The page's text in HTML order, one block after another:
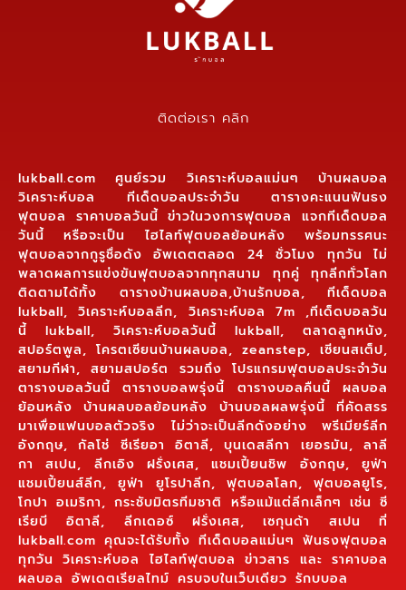
ติดต่อเรา คลิก
lukball.com ศูนย์รวม วิเคราะห์บอลแม่นๆ บ้านผลบอล
วิเคราะห์บอล ทีเด็ดบอลประจำวัน ตารางคะแนนฟันธง
ฟุตบอล ราคาบอลวันนี้ ข่าวในวงการฟุตบอล แจกทีเด็ดบอล
วันนี้ หรือจะเป็น ไฮไลท์ฟุตบอลย้อนหลัง พร้อมทรรศนะ
ฟุตบอลจากกูรูชื่อดัง อัพเดตตลอด 24 ชั่วโมง ทุกวัน ไม่
พลาดผลการแข่งขันฟุตบอลจากทุกสนาม ทุกคู่ ทุกลีกทั่วโลก
ติดตามได้ทั้ง ตารางบ้านผลบอล,บ้านรักบอล, ทีเด็ดบอล
lukball, วิเคราะห์บอลลีก, วิเคราะห์บอล 7m ,ทีเด็ดบอลวัน
นี้ lukball, วิเคราะห์บอลวันนี้ lukball, ตลาดลูกหนัง,
สปอร์ตพูล, โครตเซียนบ้านผลบอล, zeanstep, เซียนสเต็ป,
สยามกีฬา, สยามสปอร์ต รวมถึง โปรแกรมฟุตบอลประจำวัน
ตารางบอลวันนี้ ตารางบอลพรุ่งนี้ ตารางบอลคืนนี้ ผลบอล
ย้อนหลัง บ้านผลบอลย้อนหลัง บ้านบอลผลพรุ่งนี้ ที่คัดสรร
มาเพื่อแฟนบอลตัวจริง ไม่ว่าจะเป็นลีกดังอย่าง พรีเมียร์ลีก
อังกฤษ, กัลโช่ ซีเรียอา อิตาลี, บุนเดสลีกา เยอรมัน, ลาลี
กา สเปน, ลีกเอิง ฝรั่งเศส, แชมเปี้ยนชิพ อังกฤษ, ยูฟ่า
แชมเปี้ยนส์ลีก, ยูฟ่า ยูโรปาลีก, ฟุตบอลโลก, ฟุตบอลยูโร,
โกปา อเมริกา, กระชับมิตรทีมชาติ หรือแม้แต่ลีกเล็กๆ เช่น ซี
เรียบี อิตาลี, ลีกเดอซ์ ฝรั่งเศส, เซกุนด้า สเปน ที่
lukball.com คุณจะได้รับทั้ง ทีเด็ดบอลแม่นๆ ฟันธงฟุตบอล
ทุกวัน วิเคราะห์บอล ไฮไลท์ฟุตบอล ข่าวสาร และ ราคาบอล
ผลบอล อัพเดตเรียลไทม์ ครบจบในเว็บเดียว รักบบอล